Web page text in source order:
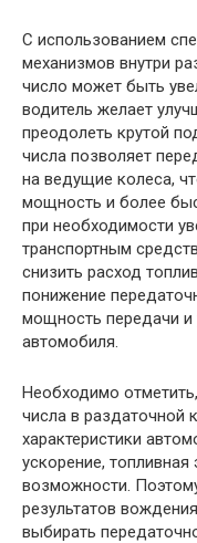
С использованием
механизмов внутри
число может быть
водитель желает
преодолеть крутой
числа позволяет
на ведущие колеса,
мощность и более
при необходимости
транспортным
снизить расход
понижение
мощность передачи и
автомобиля.
Необходимо
числа в раздаточной
характеристики
ускорение,
возможности.
результатов
выбирать